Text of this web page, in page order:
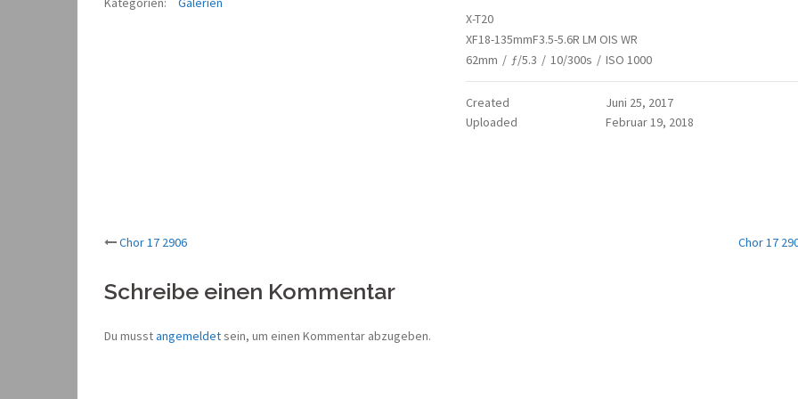
X-T20
XF18-135mmF3.5-5.6R LM OIS WR
62mm / ƒ/5.3 / 10/300s / ISO 1000
Created
Juni 25, 2017
Uploaded
Februar 19, 2018
Beitrags-
Navigation
Chor 17 2906 Chor 17
Schreibe einen Kommentar
Du musstangemeldetsein, um einen Kommentar abzugeben.